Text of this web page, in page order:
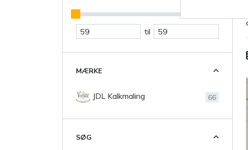
til
MÆRKE
JDL Kalkmaling 66
SØG